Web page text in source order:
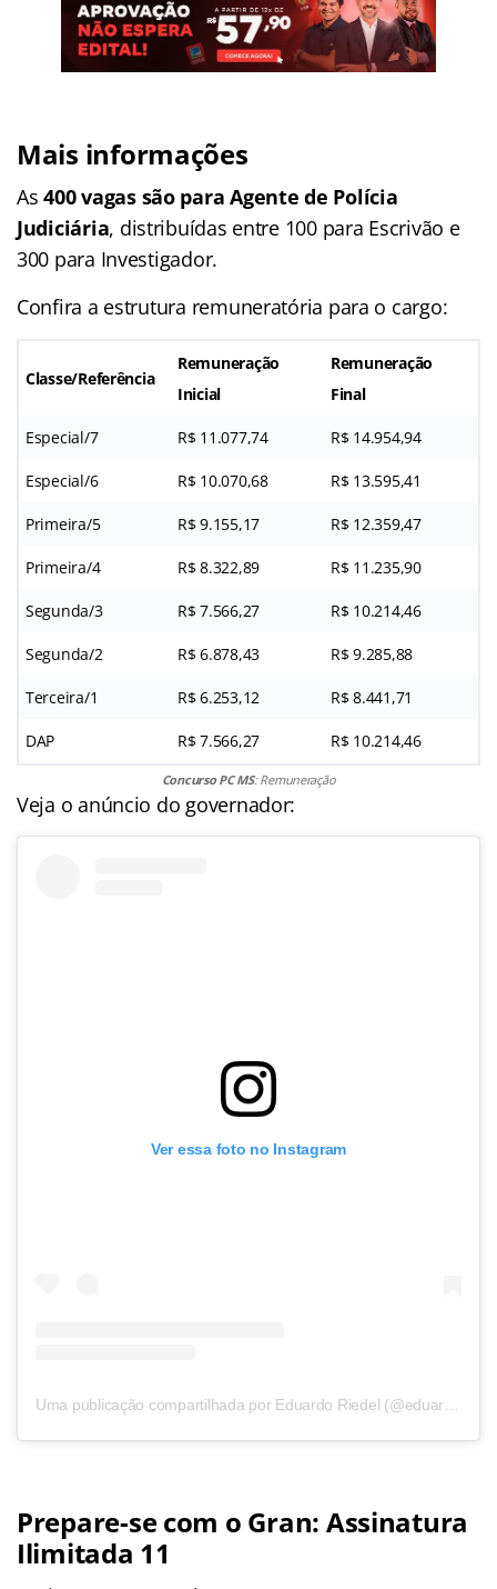
Mais informações
As400 vagas são para Agente de Polícia
Judiciária, distribuídas entre 100 para Escrivão e
300 para Investigador.
Confira a estrutura remuneratória para o cargo:
Classe/Referência
Remuneração
Inicial
Remuneração
Final
Especial/7 R$ 11.077,74 R$ 14.954,94
Especial/6 R$ 10.070,68 R$ 13.595,41
Primeira/5 R$ 9.155,17 R$ 12.359,47
Primeira/4 R$ 8.322,89 R$ 11.235,90
Segunda/3 R$ 7.566,27 R$ 10.214,46
Segunda/2 R$ 6.878,43 R$ 9.285,88
Terceira/1 R$ 6.253,12 R$ 8.441,71
DAP R$ 7.566,27 R$ 10.214,46
Concurso PC MS: Remuneração
Veja o anúncio do governador:
Ver essa foto no Instagram
Uma publicação compartilhada por Eduardo Riedel (@eduardoriedel)
Prepare-se com o Gran: Assinatura
Ilimitada 11